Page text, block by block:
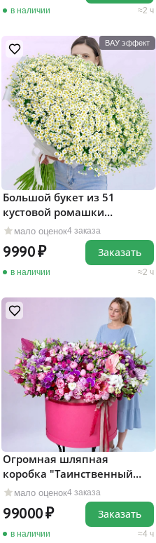
в наличии 2 ч
ВАУ эффект
мало оценок4 заказа
Большой букет из 51
кустовой ромашки
"Матрикария"
9990
в наличии 2 ч
Заказать
мало оценок4 заказа
Огромная шляпная
коробка "Таинственный
сад"
99000
в наличии 4 ч
Заказать